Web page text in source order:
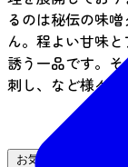
るのは秘伝の味
ん。程よい甘味
誘う一品です。
刺し、など様々
（ナイトタイム）
お気に入りに追加